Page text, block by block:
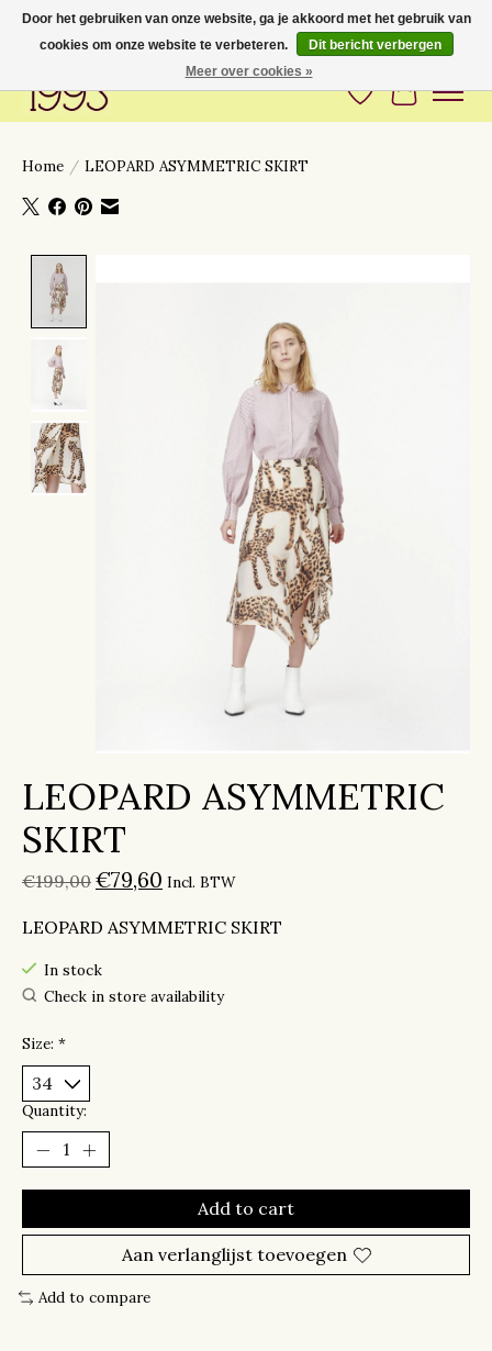
Love to have you around
Verlanglijst
Home / LEOPARD ASYMMETRIC SKIRT
LEOPARD ASYMMETRIC
SKIRT
€199,00 €79,60 Incl. BTW
LEOPARD ASYMMETRIC SKIRT
In stock
Check in store availability
Size: *
Quantity:
Add to cart
Aan verlanglijst toevoegen
Add to compare
Door het gebruiken van onze website, ga je akkoord met het gebruik van
cookies om onze website te verbeteren.
Dit bericht verbergen
Meer over cookies »